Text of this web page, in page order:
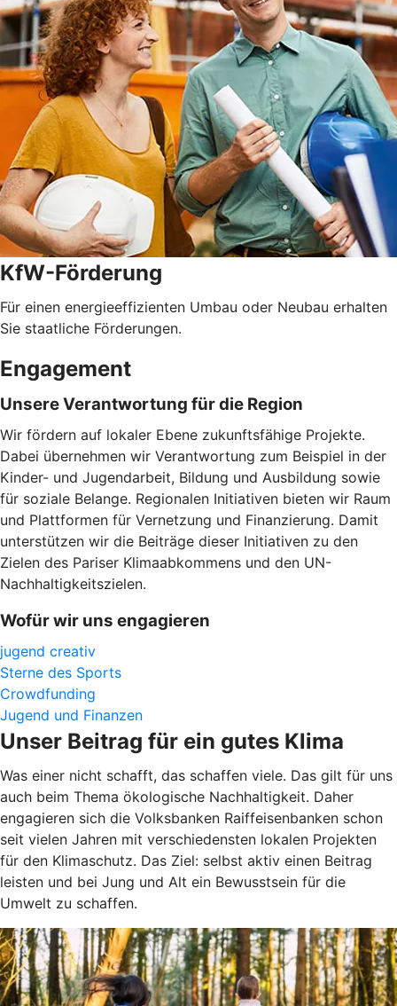
KfW-Förderung
Für einen energieeffizienten Umbau oder Neubau erhalten
Sie staatliche Förderungen.
Engagement
Unsere Verantwortung für die Region
Wir fördern auf lokaler Ebene zukunftsfähige Projekte.
Dabei übernehmen wir Verantwortung zum Beispiel in der
Kinder- und Jugendarbeit, Bildung und Ausbildung sowie
für soziale Belange. Regionalen Initiativen bieten wir Raum
und Plattformen für Vernetzung und Finanzierung. Damit
unterstützen wir die Beiträge dieser Initiativen zu den
Zielen des Pariser Klimaabkommens und den UN-
Nachhaltigkeitszielen.
Wofür wir uns engagieren
jugend creativ
Sterne des Sports
Crowdfunding
Jugend und Finanzen
Unser Beitrag für ein gutes Klima
Was einer nicht schafft, das schaffen viele. Das gilt für uns
auch beim Thema ökologische Nachhaltigkeit. Daher
engagieren sich die Volksbanken Raiffeisenbanken schon
seit vielen Jahren mit verschiedensten lokalen Projekten
für den Klimaschutz. Das Ziel: selbst aktiv einen Beitrag
leisten und bei Jung und Alt ein Bewusstsein für die
Umwelt zu schaffen.